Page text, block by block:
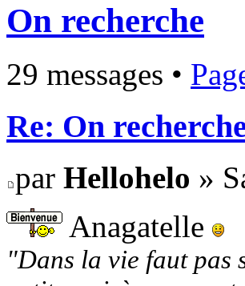
On recherche
29 messages •
Re: On
par Hellohelo »
Anagatelle
"Dans la vie faut pas